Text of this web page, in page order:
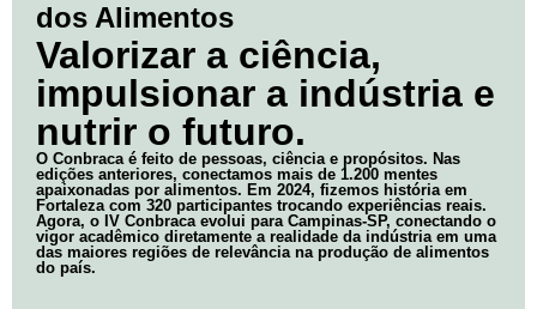
dos Alimentos
Valorizar a ciência,
impulsionar a indústria e
nutrir o futuro.
O Conbraca é feito de pessoas, ciência e propósitos. Nas
edições anteriores, conectamos mais de 1.200 mentes
apaixonadas por alimentos. Em 2024, fizemos história em
Fortaleza com 320 participantes trocando experiências reais.
Agora, o IV Conbraca evolui para Campinas-SP, conectando o
vigor acadêmico diretamente a realidade da indústria em uma
das maiores regiões de relevância na produção de alimentos
do país.